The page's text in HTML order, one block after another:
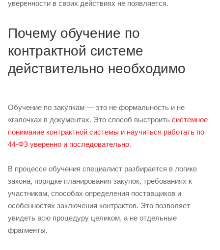
уверенности в своих действиях не появляется.
Почему обучение по
контрактной системе
действительно необходимо
Обучение по закупкам — это не формальность и не
«галочка» в документах. Это способ выстроить системное
понимание контрактной системы и научиться работать по
44-ФЗ уверенно и последовательно.
В процессе обучения специалист разбирается в логике
закона, порядке планирования закупок, требованиях к
участникам, способах определения поставщиков и
особенностях заключения контрактов. Это позволяет
увидеть всю процедуру целиком, а не отдельные
фрагменты.